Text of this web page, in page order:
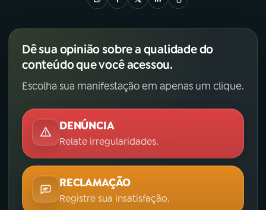
TikTok
Dê sua opinião sobre a qualidade do
conteúdo que você acessou.
Escolha sua manifestação em apenas um clique.
DENÚNCIA
Relate irregularidades.
RECLAMAÇÃO
Registre sua insatisfação.